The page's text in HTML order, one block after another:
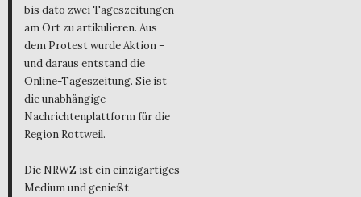
bis dato zwei Tageszeitungen
am Ort zu artikulieren. Aus
dem Protest wurde Aktion –
und daraus entstand die
Online-Tageszeitung. Sie ist
die unabhängige
Nachrichtenplattform für die
Region Rottweil.
Die NRWZ ist ein einzigartiges
Medium und genießt